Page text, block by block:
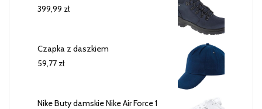
399,99 zł
Czapka z daszkiem
59,77 zł
Nike Buty damskie Nike Air Force 1